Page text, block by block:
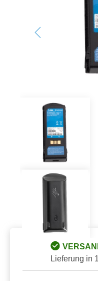
Lieferung in